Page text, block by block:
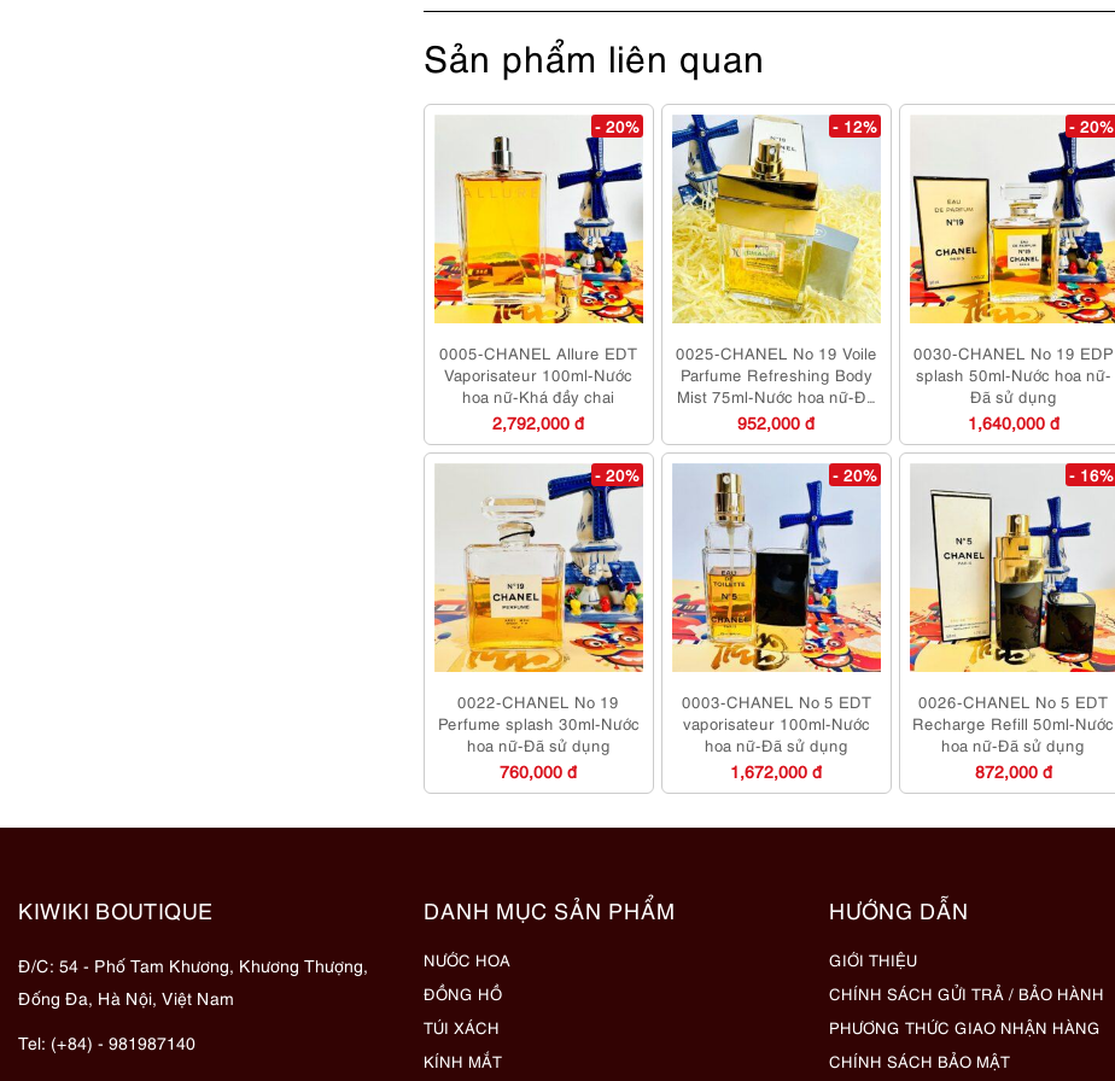
Sản phẩm liên quan
- 20%
0005-CHANEL Allure EDT
Vaporisateur 100ml-Nước
hoa nữ-Khá đầy chai
2,792,000 đ
- 12%
0025-CHANEL No 19 Voile
Parfume Refreshing Body
Mist 75ml-Nước hoa nữ-Đã
sử dụng
952,000 đ
- 20%
0030-CHANEL No 19 EDP
splash 50ml-Nước hoa nữ-
Đã sử dụng
1,640,000 đ
- 20%
0022-CHANEL No 19
Perfume splash 30ml-Nước
hoa nữ-Đã sử dụng
760,000 đ
- 20%
0003-CHANEL No 5 EDT
vaporisateur 100ml-Nước
hoa nữ-Đã sử dụng
1,672,000 đ
- 16%
0026-CHANEL No 5 EDT
Recharge Refill 50ml-Nước
hoa nữ-Đã sử dụng
872,000 đ
KIWIKI BOUTIQUE
Đ/C: 54 - Phố Tam Khương, Khương Thượng,
Đống Đa, Hà Nội, Việt Nam
Tel: (+84) - 981987140
DANH MỤC SẢN PHẨM
NƯỚC HOA
ĐỒNG HỒ
TÚI XÁCH
KÍNH MẮT
HƯỚNG DẪN
GIỚI THIỆU
CHÍNH SÁCH GỬI TRẢ / BẢO HÀNH
PHƯƠNG THỨC GIAO NHẬN HÀNG
CHÍNH SÁCH BẢO MẬT